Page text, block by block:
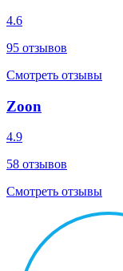
4.6
95 отзывов
Смотреть отзывы
Zoon
4.9
58 отзывов
Смотреть отзывы